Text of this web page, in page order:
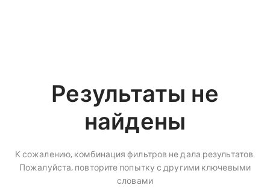
Результаты не
найдены
К сожалению, комбинация фильтров не дала результатов.
Пожалуйста, повторите попытку с другими ключевыми
словами